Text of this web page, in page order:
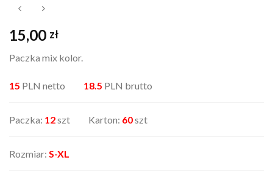
15,00 zł
Paczka mix kolor.
15 PLN netto 18.5 PLN brutto
Paczka: 12szt Karton: 60szt
Rozmiar: S-XL